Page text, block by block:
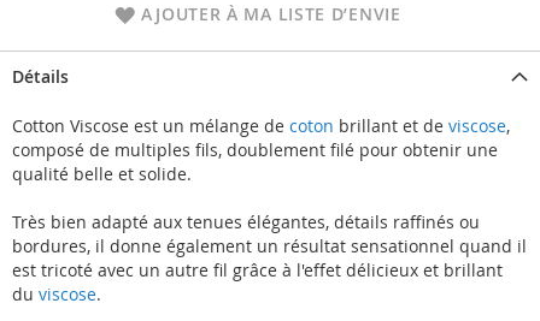
AJOUTER À MA LISTE D’ENVIE
Détails
Cotton Viscose est un mélange de coton brillant et de viscose,
composé de multiples fils, doublement filé pour obtenir une
qualité belle et solide.
Très bien adapté aux tenues élégantes, détails raffinés ou
bordures, il donne également un résultat sensationnel quand il
est tricoté avec un autre fil grâce à l'effet délicieux et brillant
du viscose.